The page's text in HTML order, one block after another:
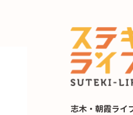
志木・朝霞ライ